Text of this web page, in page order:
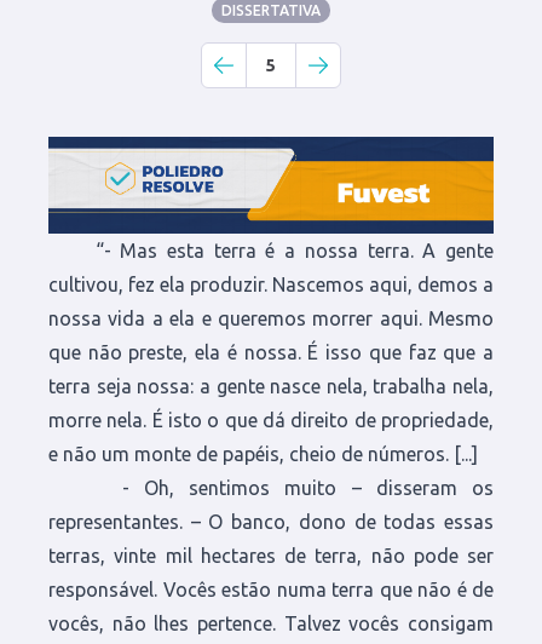
DISSERTATIVA
5
“- Mas esta terra é a nossa terra. A gente
cultivou, fez ela produzir. Nascemos aqui, demos a
nossa vida a ela e queremos morrer aqui. Mesmo
que não preste, ela é nossa. É isso que faz que a
terra seja nossa: a gente nasce nela, trabalha nela,
morre nela. É isto o que dá direito de propriedade,
e não um monte de papéis, cheio de números. [...]
- Oh, sentimos muito – disseram os
representantes. – O banco, dono de todas essas
terras, vinte mil hectares de terra, não pode ser
responsável. Vocês estão numa terra que não é de
vocês, não lhes pertence. Talvez vocês consigam